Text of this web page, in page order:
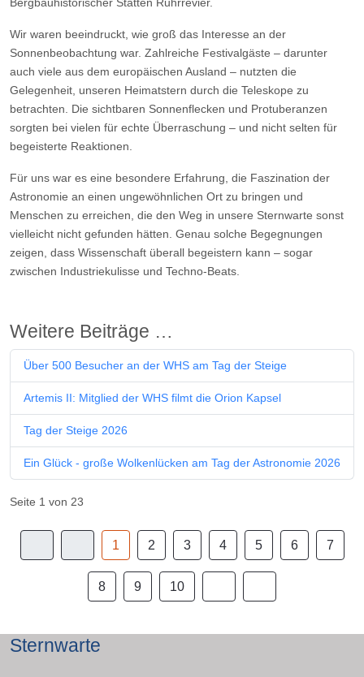
Wir waren beeindruckt, wie groß das Interesse an der
Sonnenbeobachtung war. Zahlreiche Festivalgäste – darunter
auch viele aus dem europäischen Ausland – nutzten die
Gelegenheit, unseren Heimatstern durch die Teleskope zu
betrachten. Die sichtbaren Sonnenflecken und Protuberanzen
sorgten bei vielen für echte Überraschung – und nicht selten für
begeisterte Reaktionen.
Für uns war es eine besondere Erfahrung, die Faszination der
Astronomie an einen ungewöhnlichen Ort zu bringen und
Menschen zu erreichen, die den Weg in unsere Sternwarte sonst
vielleicht nicht gefunden hätten. Genau solche Begegnungen
zeigen, dass Wissenschaft überall begeistern kann – sogar
zwischen Industriekulisse und Techno-Beats.
Weitere Beiträge …
Über 500 Besucher an der WHS am Tag der Steige
Artemis II: Mitglied der WHS filmt die Orion Kapsel
Tag der Steige 2026
Ein Glück - große Wolkenlücken am Tag der Astronomie 2026
Seite 1 von 23
1 2 3 4 5 6 7
8 9 10
Sternwarte